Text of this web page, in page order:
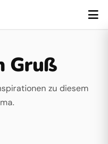
Gruß
zu diesem